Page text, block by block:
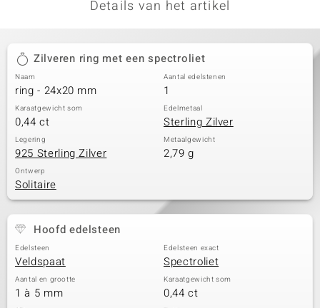
Details van het artikel
Zilveren ring met een spectroliet
Naam
ring - 24x20 mm
Aantal edelstenen
1
Karaatgewicht som
0,44 ct
Edelmetaal
Sterling Zilver
Legering
925 Sterling Zilver
Metaalgewicht
2,79 g
Ontwerp
Solitaire
Hoofd edelsteen
Edelsteen
Veldspaat
Edelsteen exact
Spectroliet
Aantal en grootte
1 à 5 mm
Karaatgewicht som
0,44 ct